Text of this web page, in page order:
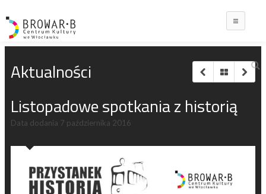
Aktualności
Listopadowe spotkania z historią
Data dodania 7 października 2016